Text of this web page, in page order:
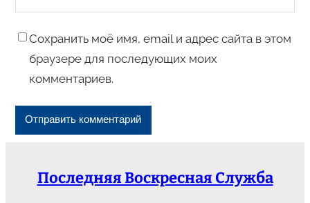
Сохранить моё имя, email и адрес сайта в этом
браузере для последующих моих
комментариев.
Последняя Воскресная Служба